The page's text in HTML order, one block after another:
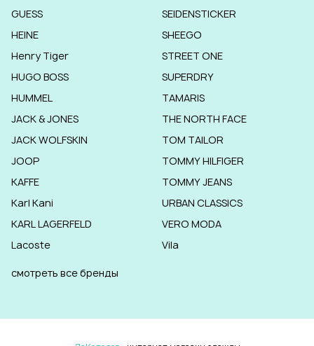
GUESS
HEINE
Henry Tiger
HUGO BOSS
HUMMEL
JACK & JONES
JACK WOLFSKIN
JOOP
KAFFE
Karl Kani
KARL LAGERFELD
Lacoste
SEIDENSTICKER
SHEEGO
STREET ONE
SUPERDRY
TAMARIS
THE NORTH FACE
TOM TAILOR
TOMMY HILFIGER
TOMMY JEANS
URBAN CLASSICS
VERO MODA
Vila
смотреть все бренды